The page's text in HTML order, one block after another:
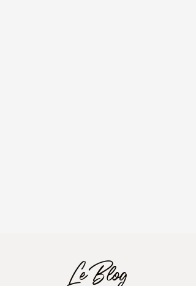
Le Blog